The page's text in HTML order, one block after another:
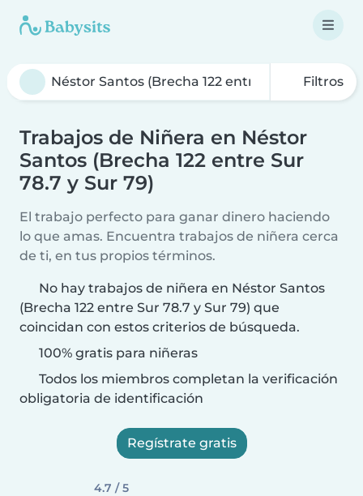
Filtros
Trabajos de Niñera en Néstor
Santos (Brecha 122 entre Sur
78.7 y Sur 79)
El trabajo perfecto para ganar dinero haciendo
lo que amas. Encuentra trabajos de niñera cerca
de ti, en tus propios términos.
No hay trabajos de niñera en Néstor Santos
(Brecha 122 entre Sur 78.7 y Sur 79) que
coincidan con estos criterios de búsqueda.
100% gratis para niñeras
Todos los miembros completan la verificación
obligatoria de identificación
Regístrate gratis
4.7 / 5